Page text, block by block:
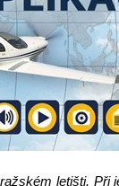
letišti. Při